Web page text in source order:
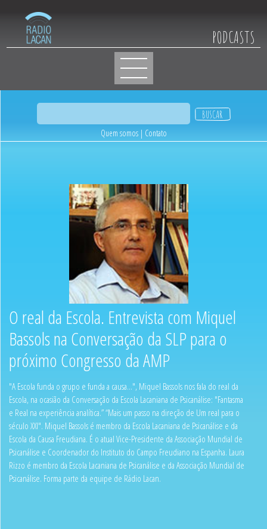
PODCASTS
Quem somos | Contato
O real da Escola. Entrevista com Miquel
Bassols na Conversação da SLP para o
próximo Congresso da AMP
"A Escola funda o grupo e funda a causa…", Miquel Bassols nos fala do real da
Escola, na ocasião da Conversação da Escola Lacaniana de Psicanálise: "Fantasma
e Real na experiência analítica.” “Mais um passo na direção de Um real para o
século XXI". Miquel Bassols é membro da Escola Lacaniana de Psicanálise e da
Escola da Causa Freudiana. É o atual Vice-Presidente da Associação Mundial de
Psicanálise e Coordenador do Instituto do Campo Freudiano na Espanha. Laura
Rizzo é membro da Escola Lacaniana de Psicanálise e da Associação Mundial de
Psicanálise. Forma parte da equipe de Rádio Lacan.